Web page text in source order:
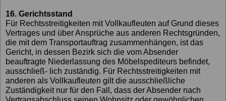
16. Gerichtsstand
Für Rechtsstreitigkeiten mit Vollkaufleuten auf Grund dieses
Vertrages und über Ansprüche aus anderen Rechtsgründen,
die mit dem Transportauftrag zusammenhängen, ist das
Gericht, in dessen Bezirk sich die vom Absender
beauftragte Niederlassung des Möbelspediteurs befindet,
ausschließ- lich zuständig. Für Rechtsstreitigkeiten mit
anderen als Vollkaufleuten gilt die ausschließliche
Zuständigkeit nur für den Fall, dass der Absender nach